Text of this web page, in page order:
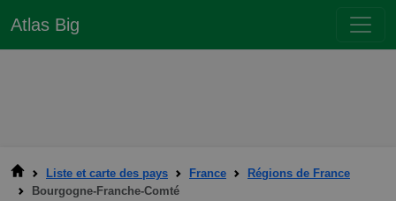
Atlas Big
Liste et carte des pays France
Régions de France
Bourgogne-Franche-Comté